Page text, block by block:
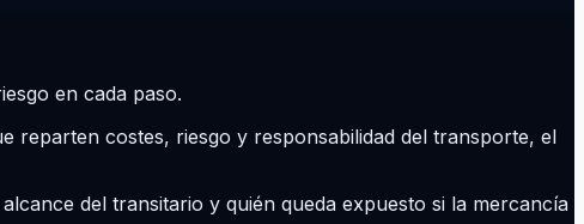
en cada paso.
reparten costes, riesgo y responsabilidad del transporte, el
del transitario y quién queda expuesto si la mercancía